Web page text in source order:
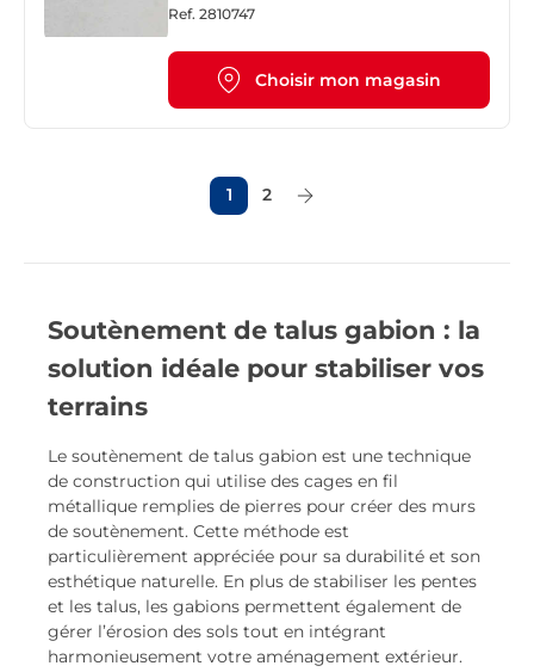
Ref. 2810747
Choisir mon magasin
1 2
Soutènement de talus gabion : la
solution idéale pour stabiliser vos
terrains
Le soutènement de talus gabion est une technique
de construction qui utilise des cages en fil
métallique remplies de pierres pour créer des murs
de soutènement. Cette méthode est
particulièrement appréciée pour sa durabilité et son
esthétique naturelle. En plus de stabiliser les pentes
et les talus, les gabions permettent également de
gérer l’érosion des sols tout en intégrant
harmonieusement votre aménagement extérieur.